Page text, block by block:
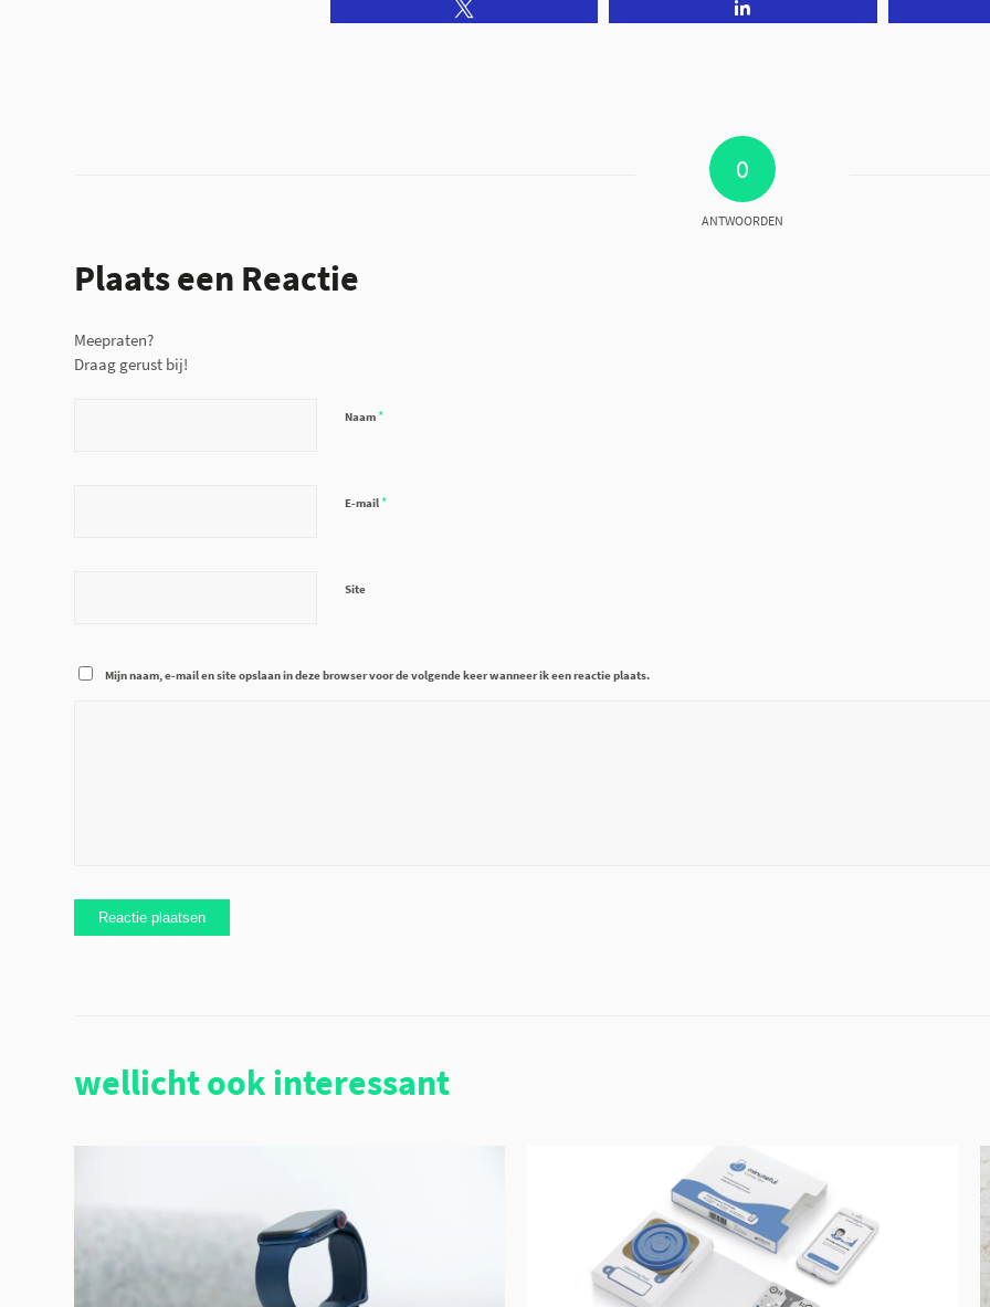
0
ANTWOORDEN
Plaats een Reactie
Meepraten?
Draag gerust bij!
Naam*
E-mail*
Site
Mijn naam, e-mail en site opslaan in deze browser voor de volgende keer wanneer ik een reactie plaats.
wellicht ook interessant